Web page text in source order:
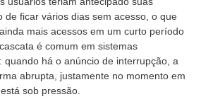
de ficar vários dias sem acesso, o que
mais acessos em um curto período
é comum em sistemas
quando há o anúncio de interrupção, a
abrupta, justamente no momento em
sob pressão.